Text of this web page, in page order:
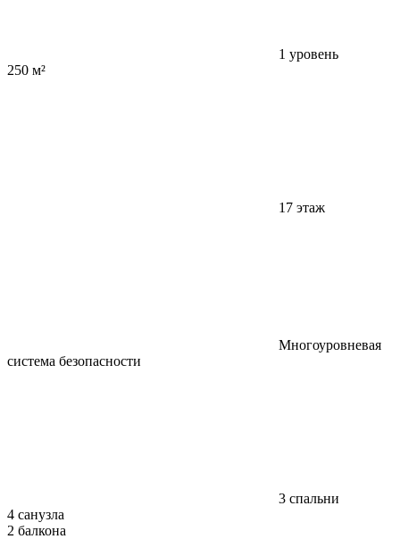
1 уровень
250 м²
17 этаж
Многоуровневая
система безопасности
3 спальни
4 санузла
2 балкона